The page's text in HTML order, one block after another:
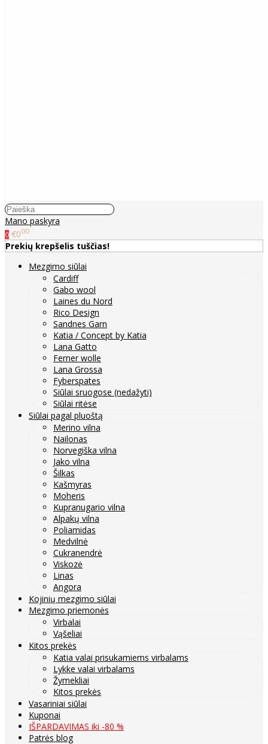
Mano paskyra
0 €000
Prekių krepšelis tuščias!
Mezgimo siūlai
Cardiff
Gabo wool
Laines du Nord
Rico Design
Sandnes Garn
Katia / Concept by Katia
Lana Gatto
Ferner wolle
Lana Grossa
Fyberspates
Siūlai sruogose (nedažyti)
Siūlai ritėse
Siūlai pagal pluoštą
Merino vilna
Nailonas
Norvegiška vilna
Jako vilna
Šilkas
Kašmyras
Moheris
Kupranugario vilna
Alpakų vilna
Poliamidas
Medvilnė
Cukranendrė
Viskozė
Linas
Angora
Kojinių mezgimo siūlai
Mezgimo priemonės
Virbalai
Vąšeliai
Kitos prekės
Katia valai prisukamiems virbalams
Lykke valai virbalams
Žymekliai
Kitos prekės
Vasariniai siūlai
Kuponai
IŠPARDAVIMAS iki -80 %
Patrės blog